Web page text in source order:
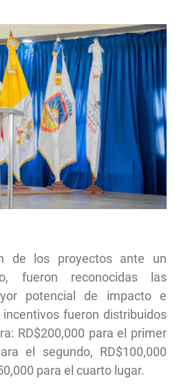
de los proyectos ante un
fueron reconocidas las
potencial de impacto e
fueron distribuidos
RD$200,000 para el primer
el segundo, RD$100,000
para el cuarto lugar.